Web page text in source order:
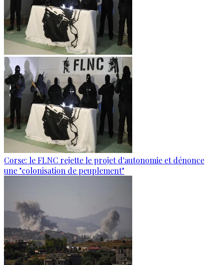
Corse: le FLNC rejette le projet d'autonomie et dénonce
une "colonisation de peuplement"